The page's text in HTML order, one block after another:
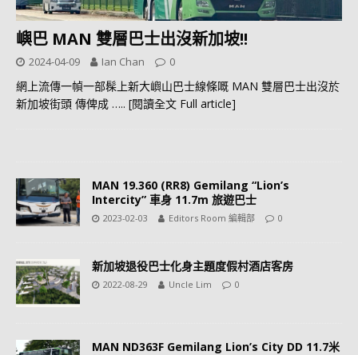
嶼巴 MAN 雙層巴士出沒新加坡!!
2024-04-09 Ian Chan 0
網上流傳一幀一部髹上新大嶼山巴士線條嘅 MAN 雙層巴士出沒於
新加坡街頭 傳俾成 ….. [閱讀全文 Full article]
MAN 19.360 (RR8) Gemilang “Lion’s
Intercity” 車身 11.7m 旅遊巴士
2023-02-03 Editors Room 編輯部 0
新加坡退役巴士化身主題度假村酒店客房
2022-08-29 Uncle Lim 0
MAN ND363F Gemilang Lion’s City DD 11.7米